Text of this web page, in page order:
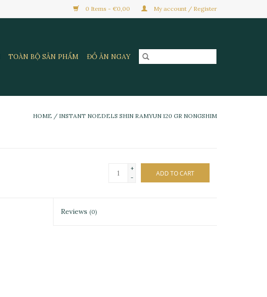
0 Items - €0,00 My account / Register
TOÀN BỘ SẢN PHẨM ĐỒ ĂN NGAY
HOME / INSTANT NOEDELS SHIN RAMYUN 120 GR NONGSHIM
+
-
ADD TO CART
Reviews(0)